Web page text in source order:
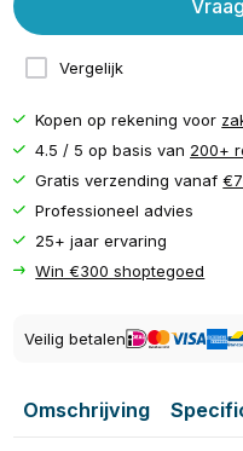
Vergelijk
Kopen op rekening voor
4.5 / 5 op basis van 200+
Gratis verzending vanaf
Professioneel advies
25+ jaar ervaring
Win €300 shoptegoed
Veilig betalen
Omschrijving